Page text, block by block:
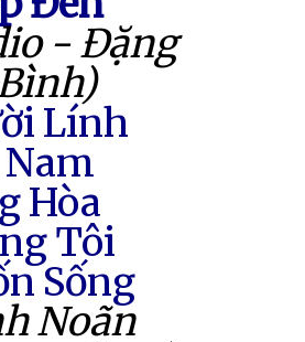
- Đặng
Lính
Hòa
Tôi
Sống
Noãn